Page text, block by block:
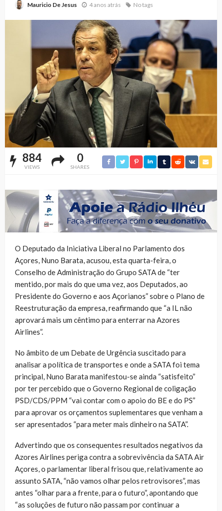
Mauricio De Jesus 4 anos atrás No tags
884
VIEWS
0
SHARES
O Deputado da Iniciativa Liberal no Parlamento dos
Açores, Nuno Barata, acusou, esta quarta-feira, o
Conselho de Administração do Grupo SATA de “ter
mentido, por mais do que uma vez, aos Deputados, ao
Presidente do Governo e aos Açorianos” sobre o Plano de
Reestruturação da empresa, reafirmando que “a IL não
aprovará mais um cêntimo para enterrar na Azores
Airlines”.
No âmbito de um Debate de Urgência suscitado para
analisar a política de transportes e onde a SATA foi tema
principal, Nuno Barata manifestou-se ainda “satisfeito”
por ter percebido que o Governo Regional de coligação
PSD/CDS/PPM “vai contar com o apoio do BE e do PS”
para aprovar os orçamentos suplementares que venham a
ser apresentados “para meter mais dinheiro na SATA”.
Advertindo que os consequentes resultados negativos da
Azores Airlines periga contra a sobrevivência da SATA Air
Açores, o parlamentar liberal frisou que, relativamente ao
assunto SATA, “não vamos olhar pelos retrovisores”, mas
antes “olhar para a frente, para o futuro”, apontando que
“as soluções de futuro não passam por continuar a